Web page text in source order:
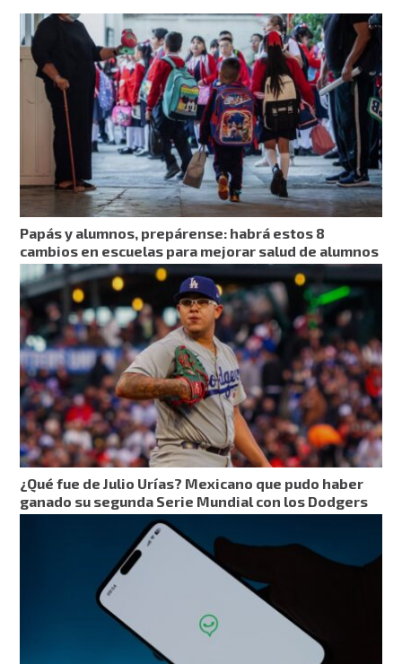
Papás y alumnos, prepárense: habrá estos 8
cambios en escuelas para mejorar salud de alumnos
¿Qué fue de Julio Urías? Mexicano que pudo haber
ganado su segunda Serie Mundial con los Dodgers